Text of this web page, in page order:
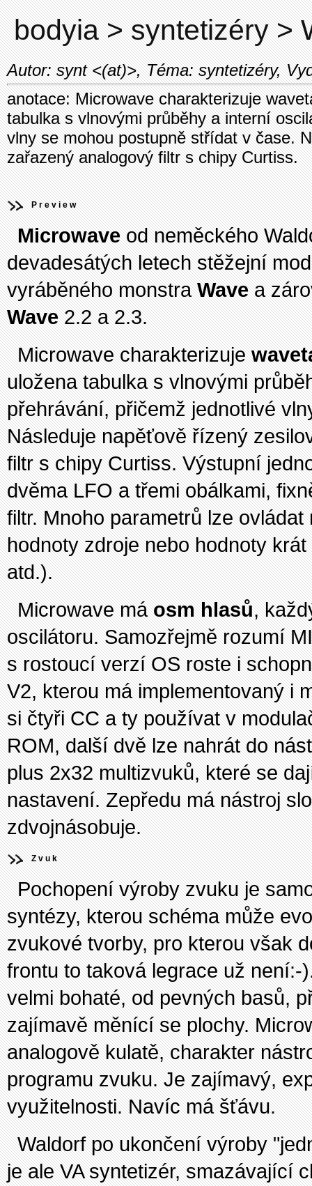
bodyia > syntetizéry >
Autor: synt <(at)>, Téma: syntetizéry,
anotace: Microwave charakterizuje
tabulka s vlnovými průběhy a interní
vlny se mohou postupně střídat v čase.
zařazený analogový filtr s chipy Curtiss.
Preview
Microwaveod neměckého
devadesátých letech stěžejní
vyráběného monstraWavea
Wave2.2 a 2.3.
Microwave charakterizuje
uložena tabulka s vlnovými
přehrávání, přičemž jednotlivé
Následuje napěťově řízený
filtr s chipy Curtiss. Výstupní
dvěma LFO a třemi obálkami,
filtr. Mnoho parametrů lze
hodnoty zdroje nebo hodnoty
atd.).
Microwave máosm hlasů,
oscilátoru. Samozřejmě rozumí
s rostoucí verzí OS roste i
V2, kterou má implementovaný i
si čtyři CC a ty používat v
ROM, další dvě lze nahrát do
plus 2x32 multizvuků, které se
nastavení. Zepředu má nástroj
zdvojnásobuje.
Zvuk
Pochopení výroby zvuku je
syntézy, kterou schéma může
zvukové tvorby, pro kterou však
frontu to taková legrace už
velmi bohaté, od pevných basů,
zajímavě měnící se plochy.
analogově kulatě, charakter
programu zvuku. Je zajímavý,
využitelnosti. Navíc má šťávu.
Waldorf po ukončení výroby
je ale VA syntetizér, smazávající